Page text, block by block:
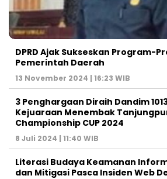
DPRD Ajak Sukseskan Program-
Pemerintah Daerah
13 November 2024 | 16:23 WIB
3 Penghargaan Diraih Dandim
Kejuaraan Menembak
Championship CUP 2024
8 Juli 2024 | 11:40 WIB
Literasi Budaya Keamanan
dan Mitigasi Pasca Insiden Web